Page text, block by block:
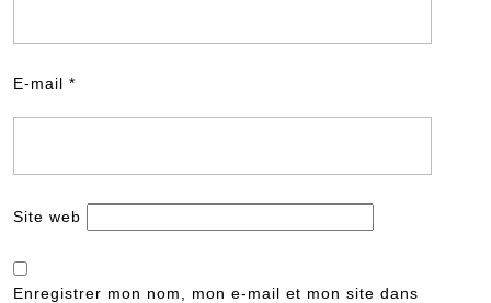
E-mail *
Site web
Enregistrer mon nom, mon e-mail et mon site dans